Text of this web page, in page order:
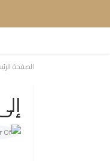
الصفحة